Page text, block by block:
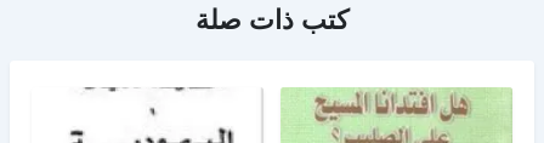
كتب ذات صلة